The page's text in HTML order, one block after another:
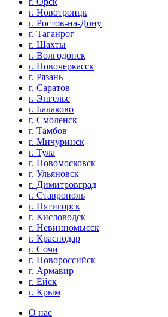
г. Новотроицк
г. Ростов-на-Дону
г. Таганрог
г. Шахты
г. Волгодонск
г. Новочеркасск
г. Рязань
г. Саратов
г. Энгельс
г. Балаково
г. Смоленск
г. Тамбов
г. Мичуринск
г. Тула
г. Новомосковск
г. Ульяновск
г. Димитровград
г. Ставрополь
г. Пятигорск
г. Кисловодск
г. Невинномысск
г. Краснодар
г. Сочи
г. Новороссийск
г. Армавир
г. Ейск
г. Крым
О нас